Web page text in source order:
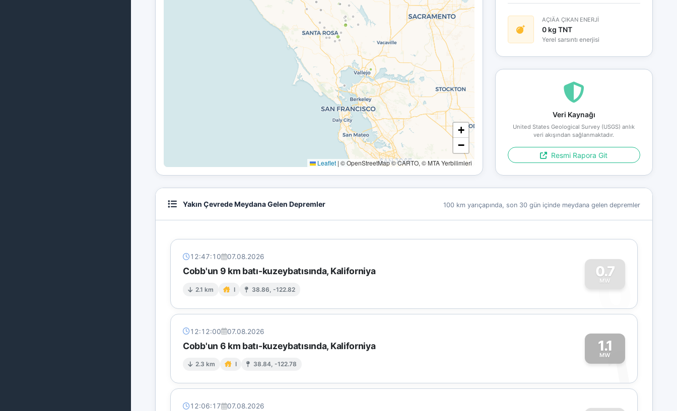
+
−
Leaflet | © OpenStreetMap © CARTO, © MTA Yerbilimleri
AÇIÄA ÇIKAN ENERJİ
0 kg TNT
Yerel sarsıntı enerjisi
Veri Kaynağı
United States Geological Survey (USGS) anlık
veri akışından sağlanmaktadır.
Resmi Rapora Git
Yakın Çevrede Meydana Gelen Depremler 100 km yarıçapında, son 30 gün içinde meydana gelen depremler
12:47:10 07.08.2026
Cobb'un 9 km batı-kuzeybatısında, Kaliforniya
2.1 km I 38.86, -122.82
0.7
MW
0
12:12:00 07.08.2026
Cobb'un 6 km batı-kuzeybatısında, Kaliforniya
2.3 km I 38.84, -122.78
1.1
MW
1
12:06:17 07.08.2026